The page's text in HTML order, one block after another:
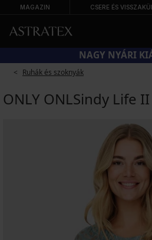
MAGAZIN CSERE ÉS
KÓD BRA20 =
Ruhák és szoknyák
ONLY ONLSindy Life